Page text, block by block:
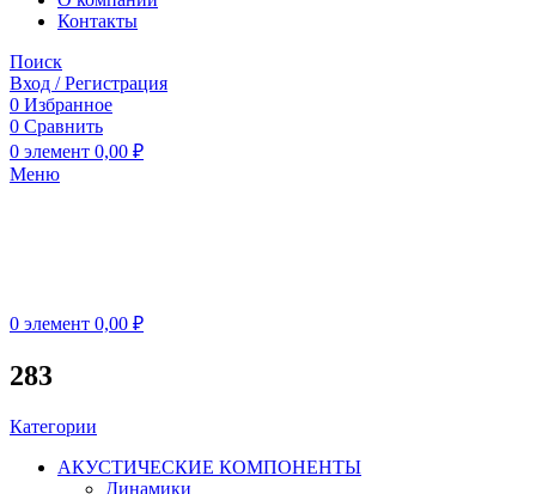
Контакты
Поиск
Вход / Регистрация
0 Избранное
0 Сравнить
0 элемент 0,00 ₽
Меню
0 элемент 0,00 ₽
283
Категории
АКУСТИЧЕСКИЕ КОМПОНЕНТЫ
Динамики